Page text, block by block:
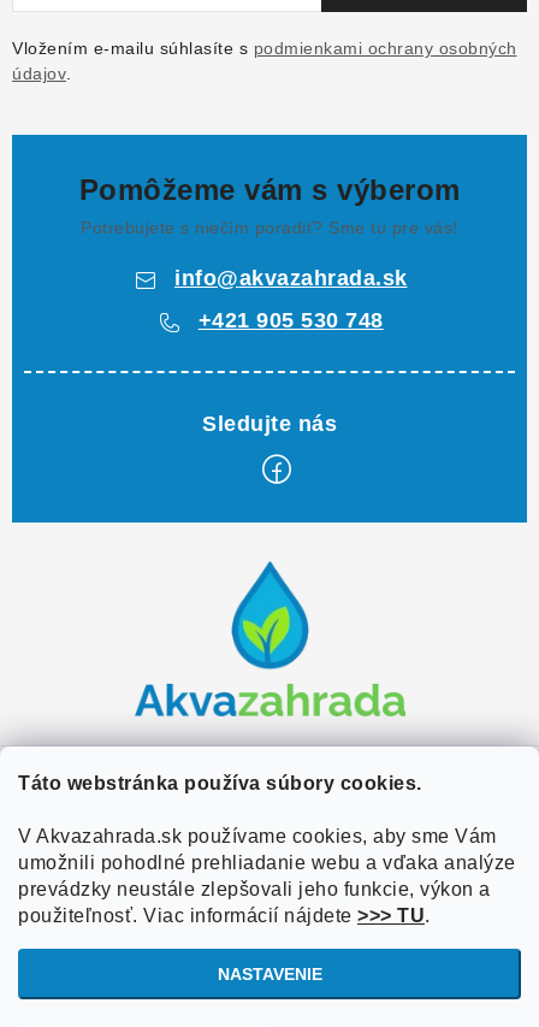
Táto webstránka používa súbory cookies.
V Akvazahrada.sk používame cookies, aby sme Vám
umožnili pohodlné prehliadanie webu a vďaka analýze
prevádzky neustále zlepšovali jeho funkcie, výkon a
použiteľnosť. Viac informácií nájdete >>> TU.
NASTAVENIE
Vložením e-mailu súhlasíte s podmienkami ochrany osobných
údajov
Pomôžeme vám s výberom
Potrebujete s niečím poradiť? Sme tu pre vás!
info@akvazahrada.sk
+421 905 530 748
e
Zákaznícky servis
Doprava a platba
Obchodné podmienky
Užitočné informácie
O nás
Referencie
Overené zákazníkmi